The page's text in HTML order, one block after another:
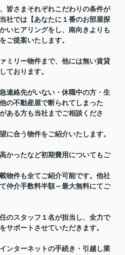
皆さまそれぞれこだわりの条件が
社では【あなたに１番のお部屋探
いヒアリングをし、南向きよりも
ご提案いたします。
ミリー物件まで、他には無い賃貸
ております。
連絡先がいない・休職中の方・生
の不動産屋で断られてしまった
ある方も当社までご相談くださ
に合う物件をご紹介いたします。
かったなど初期費用についてもご
物件も全てご紹介可能です。他社
仲介手数料半額～最大無料にてご
のスタッフ１名が担当し、全力で
サポートさせていただきます。
ンターネットの手続き・引越し業